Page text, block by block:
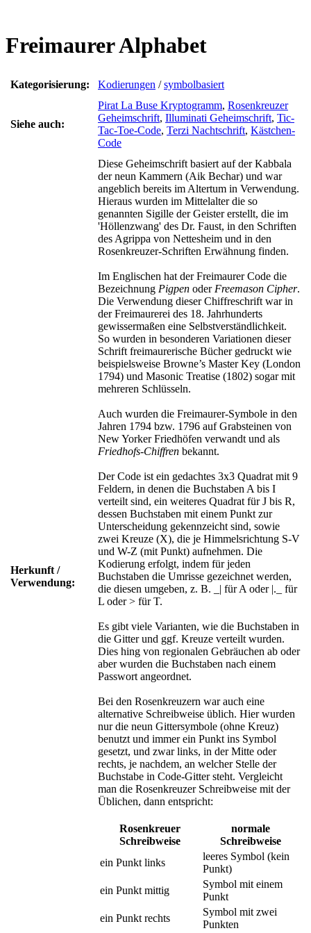
Freimaurer Alphabet
Kategorisierung: Kodierungen /symbolbasiert
Siehe auch:
Pirat La Buse Kryptogramm, Rosenkreuzer
Geheimschrift, Illuminati Geheimschrift, Tic-
Tac-Toe-Code, Terzi Nachtschrift, Kästchen-
Code
Herkunft /
Verwendung:
Diese Geheimschrift basiert auf der Kabbala
der neun Kammern (Aik Bechar) und war
angeblich bereits im Altertum in Verwendung.
Hieraus wurden im Mittelalter die so
genannten Sigille der Geister erstellt, die im
'Höllenzwang' des Dr. Faust, in den Schriften
des Agrippa von Nettesheim und in den
Rosenkreuzer-Schriften Erwähnung finden.
Im Englischen hat der Freimaurer Code die
Bezeichnung Pigpen oder Freemason Cipher.
Die Verwendung dieser Chiffreschrift war in
der Freimaurerei des 18. Jahrhunderts
gewissermaßen eine Selbstverständlichkeit.
So wurden in besonderen Variationen dieser
Schrift freimaurerische Bücher gedruckt wie
beispielsweise Browne’s Master Key (London
1794) und Masonic Treatise (1802) sogar mit
mehreren Schlüsseln.
Auch wurden die Freimaurer-Symbole in den
Jahren 1794 bzw. 1796 auf Grabsteinen von
New Yorker Friedhöfen verwandt und als
Friedhofs-Chiffren bekannt.
Der Code ist ein gedachtes 3x3 Quadrat mit 9
Feldern, in denen die Buchstaben A bis I
verteilt sind, ein weiteres Quadrat für J bis R,
dessen Buchstaben mit einem Punkt zur
Unterscheidung gekennzeicht sind, sowie
zwei Kreuze (X), die je Himmelsrichtung S-V
und W-Z (mit Punkt) aufnehmen. Die
Kodierung erfolgt, indem für jeden
Buchstaben die Umrisse gezeichnet werden,
die diesen umgeben, z. B. _| für A oder |._ für
L oder > für T.
Es gibt viele Varianten, wie die Buchstaben in
die Gitter und ggf. Kreuze verteilt wurden.
Dies hing von regionalen Gebräuchen ab oder
aber wurden die Buchstaben nach einem
Passwort angeordnet.
Bei den Rosenkreuzern war auch eine
alternative Schreibweise üblich. Hier wurden
nur die neun Gittersymbole (ohne Kreuz)
benutzt und immer ein Punkt ins Symbol
gesetzt, und zwar links, in der Mitte oder
rechts, je nachdem, an welcher Stelle der
Buchstabe in Code-Gitter steht. Vergleicht
man die Rosenkreuzer Schreibweise mit der
Üblichen, dann entspricht:
Rosenkreuer
Schreibweise
normale
Schreibweise
ein Punkt links
leeres Symbol (kein
Punkt)
ein Punkt mittig
Symbol mit einem
Punkt
ein Punkt rechts
Symbol mit zwei
Punkten